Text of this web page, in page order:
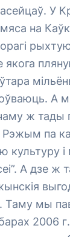
У
на
ж тады
Рэжым па
і
А дзе ж
Таму мы
2006